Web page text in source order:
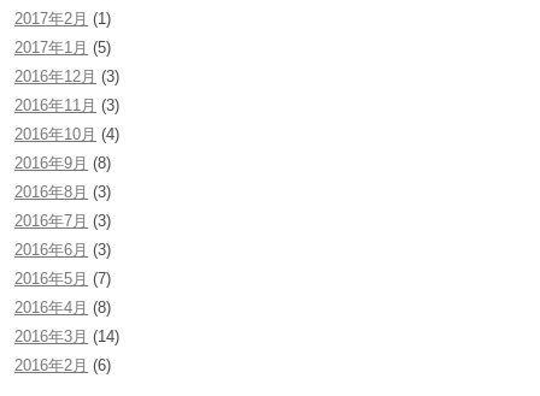
2017年2月 (1)
2017年1月 (5)
2016年12月 (3)
2016年11月 (3)
2016年10月 (4)
2016年9月 (8)
2016年8月 (3)
2016年7月 (3)
2016年6月 (3)
2016年5月 (7)
2016年4月 (8)
2016年3月 (14)
2016年2月 (6)